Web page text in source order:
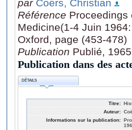
par Coërs, Christian
Référence Proceedings
Medicine(1-4 Juin
Oxford, page (453-478)
Publication Publié, 1965
Publication dans des
DÉTAILS
Titre:
Auteur:
Informations sur la publication: